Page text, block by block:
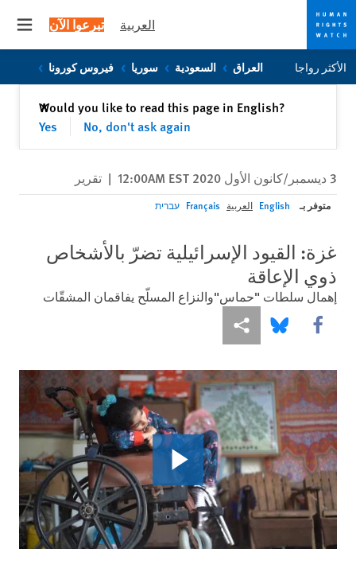
Skip
to
Skip
to
العربية تبرعوا الآن
الأكثر رواجا العراق السعودية سوريا فيروس كورونا
Would you like to read this page in English?
Yes
No, don't ask again
✕إغلاق
3 ديسمبر/كانون الأول 2020 12:00AM EST | تقرير
متوفر بـ English العربية Français עברית
غزة: القيود الإسرائيلية تضرّ بالأشخاص
ذوي الإعاقة
إهمال سلطات "حماس"والنزاع المسلّح يفاقمان المشقّات
Share this via Facebook
Share this via Bluesky
Share this via مشاركة